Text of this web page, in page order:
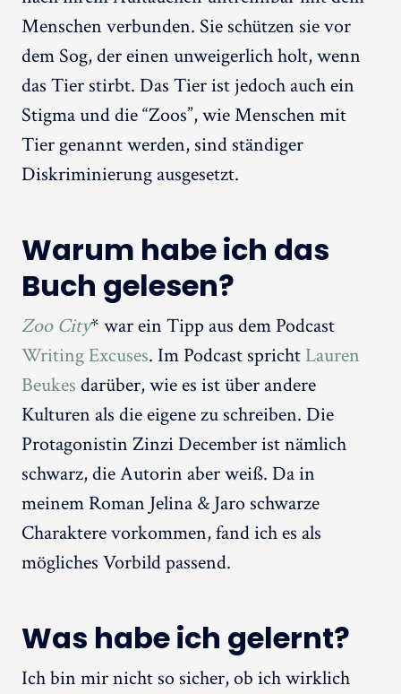
Menschen verbunden. Sie schützen sie vor
dem Sog, der einen unweigerlich holt, wenn
das Tier stirbt. Das Tier ist jedoch auch ein
Stigma und die “Zoos”, wie Menschen mit
Tier genannt werden, sind ständiger
Diskriminierung ausgesetzt.
Warum habe ich das
Buch gelesen?
Zoo City* war ein Tipp aus dem Podcast
Writing Excuses. Im Podcast spricht Lauren
Beukes darüber, wie es ist über andere
Kulturen als die eigene zu schreiben. Die
Protagonistin Zinzi December ist nämlich
schwarz, die Autorin aber weiß. Da in
meinem Roman Jelina & Jaro schwarze
Charaktere vorkommen, fand ich es als
mögliches Vorbild passend.
Was habe ich gelernt?
Ich bin mir nicht so sicher, ob ich wirklich